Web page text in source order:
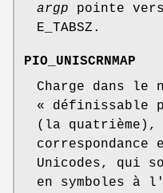
argp pointe
E_TABSZ.
PIO_UNISCRNMAP
Charge dans le
«
(la
Unicodes, qui
en symboles à